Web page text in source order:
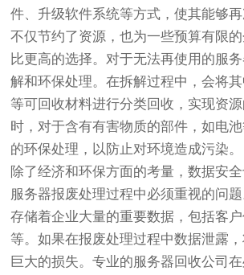
件、升级软件系统等方式，使其能够
不仅节约了资源，也为一些预算有限
比更高的选择。对于无法再使用的服
解和环保处理。在拆解过程中，会将
等可回收材料进行分类回收，实现资
时，对于含有有害物质的部件，如电
的环保处理，以防止对环境造成污染。
除了经济和环保方面的考量，数据安
服务器报废处理过程中必须重视的问
存储着企业大量的重要数据，包括客
等。如果在报废处理过程中数据泄露
巨大的损失。专业的服务器回收公司在